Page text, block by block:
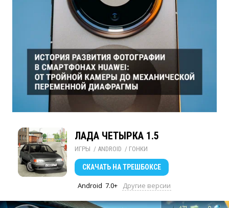
ЛАДА ЧЕТЫРКА 1.5
ИГРЫ / ANDROID / ГОНКИ
СКАЧАТЬ НА ТРЕШБОКСЕ
Android 7.0+ Другие версии